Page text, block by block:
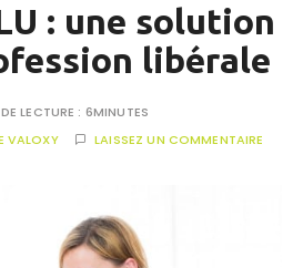
: une solution
libérale
LECTURE : 6MINUTES
VALOXY LAISSEZ UN COMMENTAIRE